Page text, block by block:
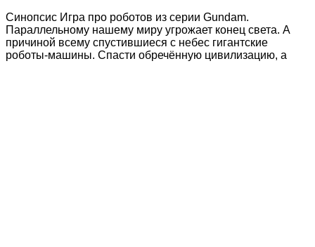
Синопсис Игра про роботов из серии Gundam.
Параллельному нашему миру угрожает конец света. А
причиной всему спустившиеся с небес гигантские
роботы-машины. Спасти обречённую цивилизацию, а